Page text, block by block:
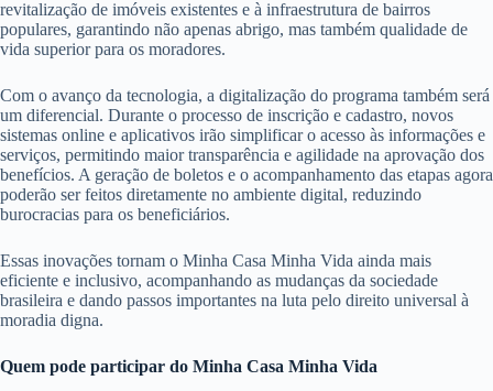
revitalização de imóveis existentes e à infraestrutura de bairros
populares, garantindo não apenas abrigo, mas também qualidade de
vida superior para os moradores.
Com o avanço da tecnologia, a digitalização do programa também será
um diferencial. Durante o processo de inscrição e cadastro, novos
sistemas online e aplicativos irão simplificar o acesso às informações e
serviços, permitindo maior transparência e agilidade na aprovação dos
benefícios. A geração de boletos e o acompanhamento das etapas agora
poderão ser feitos diretamente no ambiente digital, reduzindo
burocracias para os beneficiários.
Essas inovações tornam o Minha Casa Minha Vida ainda mais
eficiente e inclusivo, acompanhando as mudanças da sociedade
brasileira e dando passos importantes na luta pelo direito universal à
moradia digna.
Quem pode participar do Minha Casa Minha Vida